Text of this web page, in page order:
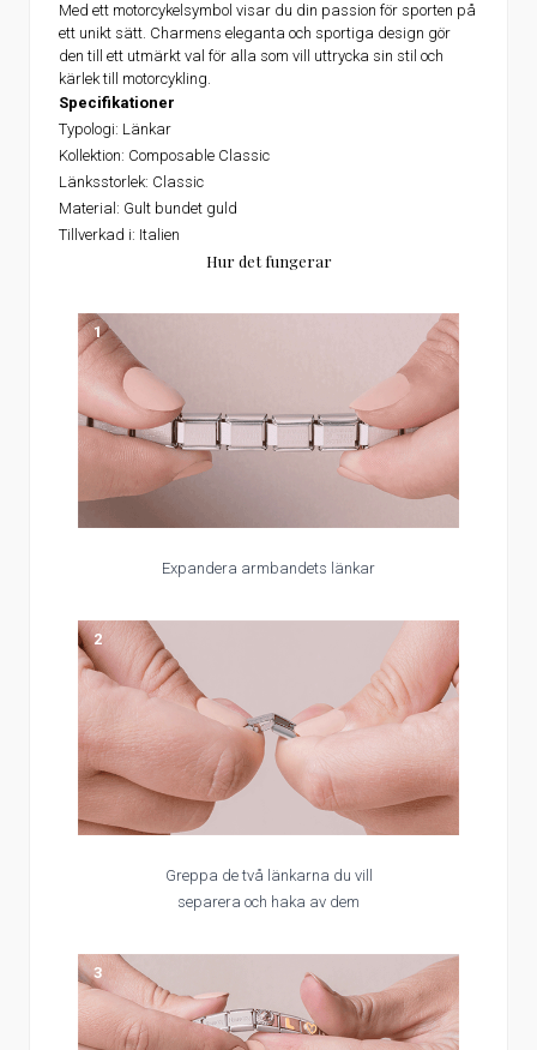
Med ett motorcykelsymbol visar du din passion för sporten på
ett unikt sätt. Charmens eleganta och sportiga design gör
den till ett utmärkt val för alla som vill uttrycka sin stil och
kärlek till motorcykling.
Specifikationer
Typologi: Länkar
Kollektion: Composable Classic
Länksstorlek: Classic
Material: Gult bundet guld
Tillverkad i: Italien
Hur det fungerar
1
Expandera armbandets länkar
2
Greppa de två länkarna du vill
separera och haka av dem
3